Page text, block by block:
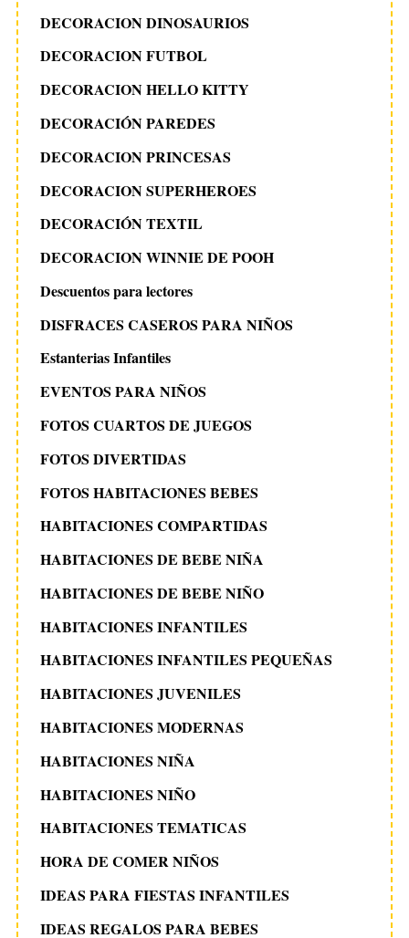
DECORACION DINOSAURIOS
DECORACION FUTBOL
DECORACION HELLO KITTY
DECORACIÓN PAREDES
DECORACION PRINCESAS
DECORACION SUPERHEROES
DECORACIÓN TEXTIL
DECORACION WINNIE DE POOH
Descuentos para lectores
DISFRACES CASEROS PARA NIÑOS
Estanterias Infantiles
EVENTOS PARA NIÑOS
FOTOS CUARTOS DE JUEGOS
FOTOS DIVERTIDAS
FOTOS HABITACIONES BEBES
HABITACIONES COMPARTIDAS
HABITACIONES DE BEBE NIÑA
HABITACIONES DE BEBE NIÑO
HABITACIONES INFANTILES
HABITACIONES INFANTILES PEQUEÑAS
HABITACIONES JUVENILES
HABITACIONES MODERNAS
HABITACIONES NIÑA
HABITACIONES NIÑO
HABITACIONES TEMATICAS
HORA DE COMER NIÑOS
IDEAS PARA FIESTAS INFANTILES
IDEAS REGALOS PARA BEBES